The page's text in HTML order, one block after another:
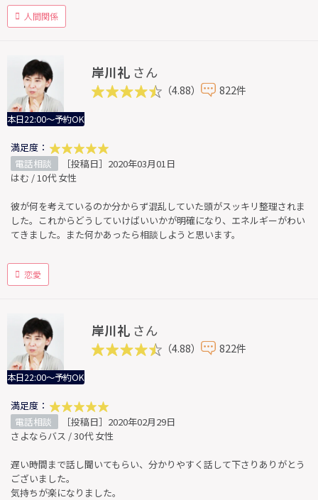
人間関係
本日22:00～予約OK
岸川礼 さん
（4.88） 822件
満足度：
電話相談
［投稿日］2020年03月01日
はむ / 10代 女性
彼が何を考えているのか分からず混乱していた頭がスッキリ整理されま
した。これからどうしていけばいいかが明確になり、エネルギーがわい
てきました。また何かあったら相談しようと思います。
恋愛
本日22:00～予約OK
岸川礼 さん
（4.88） 822件
満足度：
電話相談
［投稿日］2020年02月29日
さよならバス / 30代 女性
遅い時間まで話し聞いてもらい、分かりやすく話して下さりありがとう
ございました。
気持ちが楽になりました。